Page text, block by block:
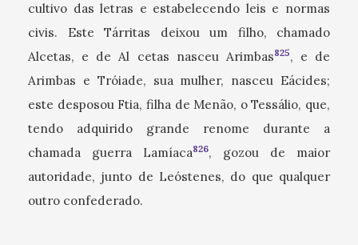
cultivo das letras e estabelecendo leis e normas
civis. Este Tárritas deixou um filho, chamado
Alcetas, e de Al cetas nasceu Arimbas825, e de
Arimbas e Tróiade, sua mulher, nasceu Eácides;
este desposou Ftia, filha de Menão, o Tessálio, que,
tendo adquirido grande renome durante a
chamada guerra Lamíaca826, gozou de maior
autoridade, junto de Leóstenes, do que qualquer
outro confederado.